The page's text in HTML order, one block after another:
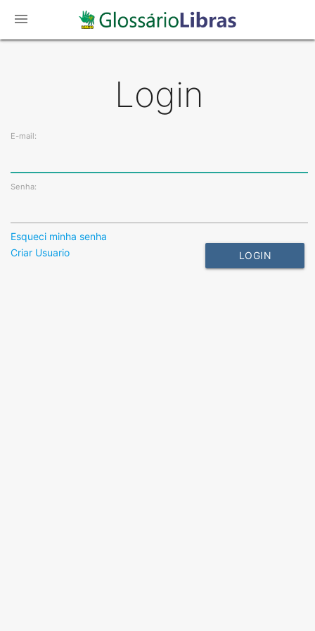
menu
Login
E-mail:
Senha:
LOGIN
Esqueci minha senha
Criar Usuario